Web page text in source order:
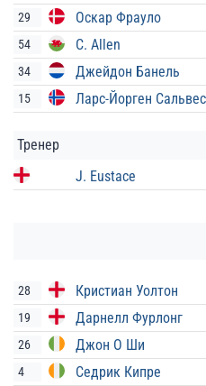
29
Оскар Фрауло
54 C. Allen
34 Джейдон Банель
15 Ларс-Йорген
Тренер
J. Eustace
28 Кристиан Уолтон
19 Дарнелл Фурлонг
26 Джон О Ши
4 Седрик Кипре